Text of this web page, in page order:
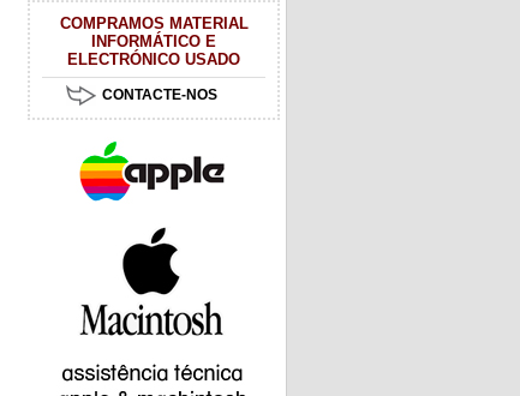
COMPRAMOS MATERIAL
INFORMÁTICO E
ELECTRÓNICO USADO
CONTACTE-NOS